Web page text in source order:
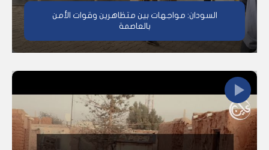
السودان: مواجهات بين متظاهرين وقوات الأمن
بالعاصمة